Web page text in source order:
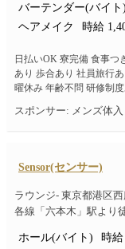
バーテンダー(バイト)
ヘアメイク
時給
日払いOK 寮完備 食事つ
あり 歩合あり 社員旅行
曜休み 年齢不問 研修制
スポンサー: メンズ体入
Sensor(センサー)
ラウンジ- 東京都港区
各線「六本木」駅より
ホール(バイト)
時給